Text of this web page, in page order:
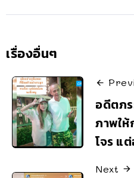
เรื่องอื่นๆ
อดีตภ
ภาพให้
โจร แ
Next